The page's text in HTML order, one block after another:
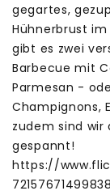
gegartes,
Hühnerbrust
gibt es zwei
Barbecue mit
Parmesan -
Champignons,
zudem sind
gespannt!
https://